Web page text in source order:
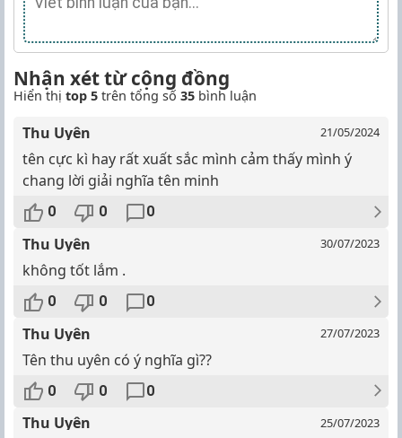
Nhận xét từ cộng đồng
Hiển thị top 5 trên tổng số 35 bình luận
Thu Uyên 21/05/2024
tên cực kì hay rất xuất sắc mình cảm thấy mình ý
chang lời giải nghĩa tên minh
0 0 0
Thu Uyên 30/07/2023
không tốt lắm .
0 0 0
Thu Uyên 27/07/2023
Tên thu uyên có ý nghĩa gì??
0 0 0
Thu Uyên 25/07/2023